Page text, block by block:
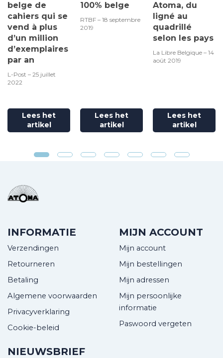
belge de
cahiers qui se
vend à plus
d’un million
d’exemplaires
par an
L-Post – 25 juillet
2022
Lees het
artikel
100% belge
RTBF – 18 septembre
2019
Lees het
artikel
Atoma, du
ligné au
quadrillé
selon les pays
La Libre Belgique – 14
août 2019
Lees het
artikel
INFORMATIE
Verzendingen
Retourneren
Betaling
Algemene voorwaarden
Privacyverklaring
Cookie-beleid
MIJN ACCOUNT
Mijn account
Mijn bestellingen
Mijn adressen
Mijn persoonlijke
informatie
Paswoord vergeten
NIEUWSBRIEF